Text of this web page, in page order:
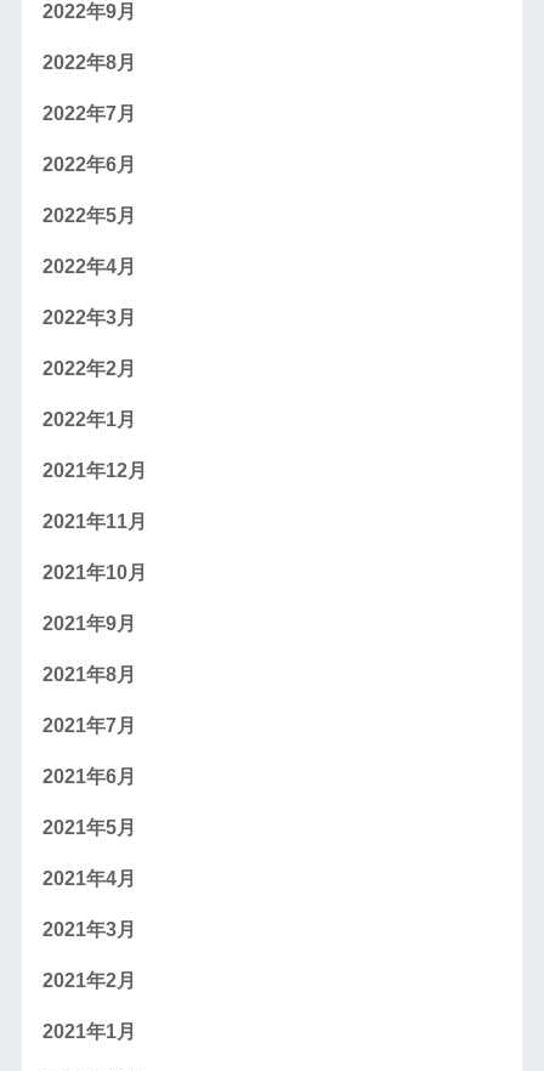
2022年9月
2022年8月
2022年7月
2022年6月
2022年5月
2022年4月
2022年3月
2022年2月
2022年1月
2021年12月
2021年11月
2021年10月
2021年9月
2021年8月
2021年7月
2021年6月
2021年5月
2021年4月
2021年3月
2021年2月
2021年1月